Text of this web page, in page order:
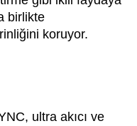
birlikte
koruyor.
ultra akıcı ve